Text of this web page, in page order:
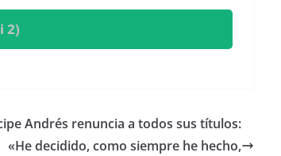
2)
Andrés renuncia a todos sus títulos:
«He decidido, como siempre he hecho,